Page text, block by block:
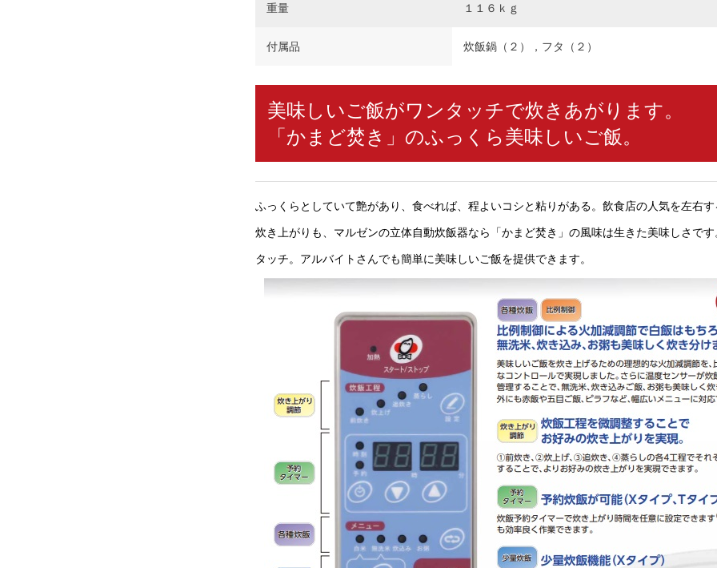
重量 １１６ｋｇ
付属品 炊飯鍋（２），フタ（２）
美味しいご飯がワンタッチで炊きあがります。
「かまど焚き」のふっくら美味しいご飯。
ふっくらとしていて艶があり、食べれば、程よいコシと粘りがある。飲食店の人気を左右
炊き上がりも、マルゼンの立体自動炊飯器なら「かまど焚き」の風味は生きた美味しさで
タッチ。アルバイトさんでも簡単に美味しいご飯を提供できます。